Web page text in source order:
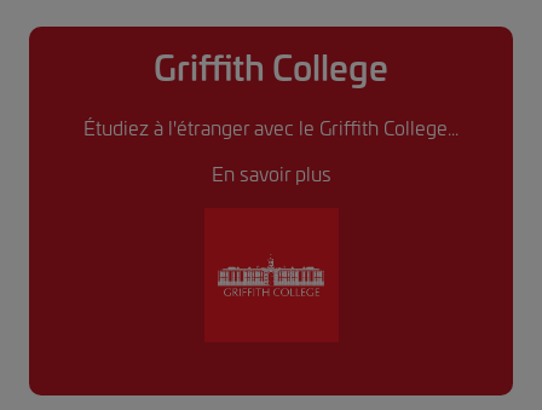
Griffith College
Étudiez à l'étranger avec le Griffith College...
En savoir plus